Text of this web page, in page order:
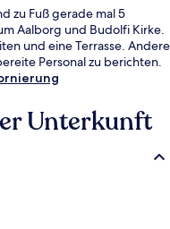
zu Fuß gerade mal 5
Aalborg und Budolfi Kirke.
und eine Terrasse. Andere
Personal zu berichten.
Unterkunft